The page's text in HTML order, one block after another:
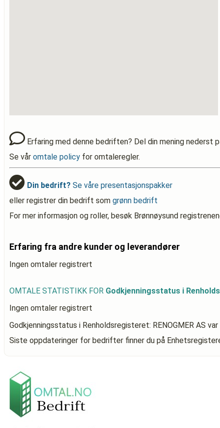
Erfaring med denne bedriften? Del din mening nederst
Se vår omtale policy for omtaleregler.
Din bedrift? Se våre presentasjonspakker
eller registrer din bedrift som grønn bedrift
For mer informasjon og roller, besøk Brønnøysund
Erfaring fra andre kunder og leverandører
Ingen omtaler registrert
OMTALE STATISTIKK FOR Godkjenningsstatus i
Ingen omtaler registrert
Godkjenningsstatus i Renholdsregisteret: RENOGMER AS
Siste oppdateringer for bedrifter finner du på